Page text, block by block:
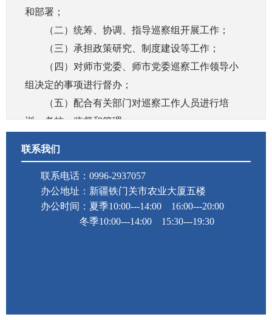
和部署；
（二）统筹、协调、指导巡察组开展工作；
（三）承担政策研究、制度建设等工作；
（四）对师市党委、师市党委巡察工作领导小
组决定的事项进行督办；
（五）配合有关部门对巡察工作人员进行培
训、考核、监督和管理；
其他事项。
联系我们
联系电话：0996-2937057
办公地址：新疆铁门关市农业大厦五楼
办公时间：夏季10:00---14:00 16:00---20:00
冬季10:00---14:00 15:30---19:30